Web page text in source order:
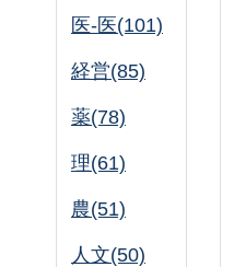
医-医(101)
経営(85)
薬(78)
理(61)
農(51)
人文(50)